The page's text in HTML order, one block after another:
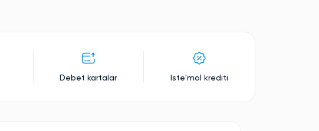
Debet kartalar Iste'mol krediti